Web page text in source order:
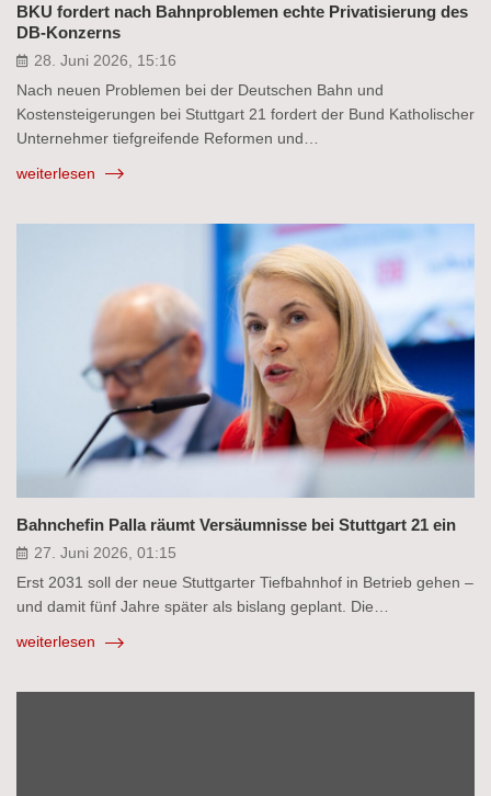
BKU fordert nach Bahnproblemen echte Privatisierung des
DB-Konzerns
28. Juni 2026, 15:16
Nach neuen Problemen bei der Deutschen Bahn und
Kostensteigerungen bei Stuttgart 21 fordert der Bund Katholischer
Unternehmer tiefgreifende Reformen und…
weiterlesen
Bahnchefin Palla räumt Versäumnisse bei Stuttgart 21 ein
27. Juni 2026, 01:15
Erst 2031 soll der neue Stuttgarter Tiefbahnhof in Betrieb gehen –
und damit fünf Jahre später als bislang geplant. Die…
weiterlesen